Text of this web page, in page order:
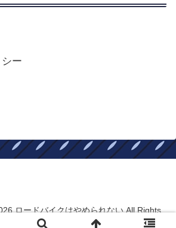
ー
ロードバイクはやめられない All Rights
Reserved.